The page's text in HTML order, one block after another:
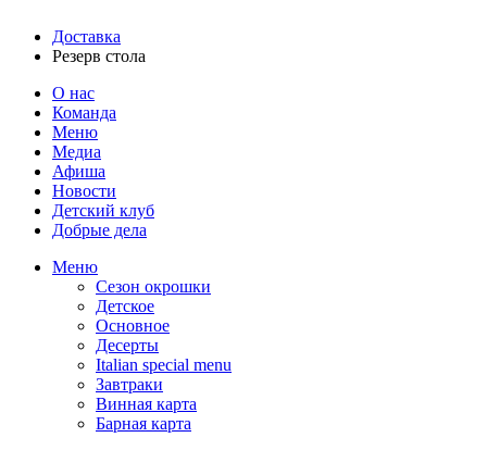
Доставка
Резерв стола
О нас
Команда
Меню
Медиа
Афиша
Новости
Детский клуб
Добрые дела
Меню
Сезон окрошки
Детское
Основное
Десерты
Italian special menu
Завтраки
Винная карта
Барная карта